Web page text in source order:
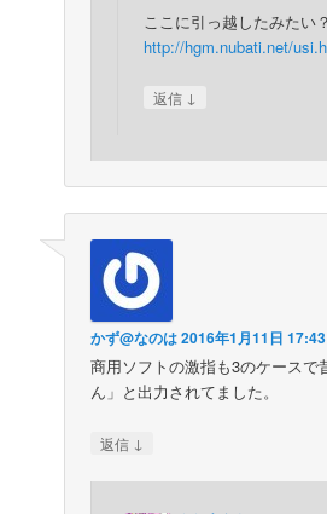
ここに引っ越したみたい？
http://hgm.nubati.net/
返信 ↓
かず@なのは2016年1月11日 17:43
商用ソフトの激指も3のケースで
ん」と出力されてました。
返信 ↓